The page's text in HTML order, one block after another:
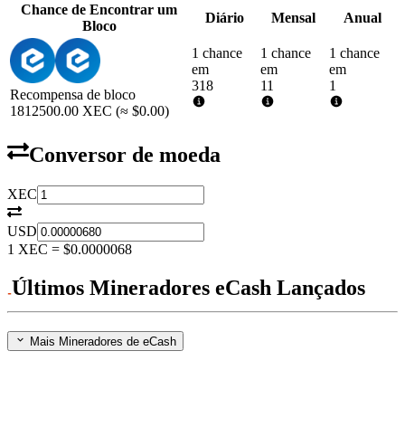
Chance de Encontrar um
Bloco
Diário Mensal Anual
Recompensa de bloco
1812500.00 XEC (≈ $0.00)
1 chance
em
318
1 chance
em
11
1 chance
em
1
Conversor de moeda
XEC
USD
1 XEC = $0.0000068
Últimos Mineradores eCash Lançados
Mais Mineradores de eCash